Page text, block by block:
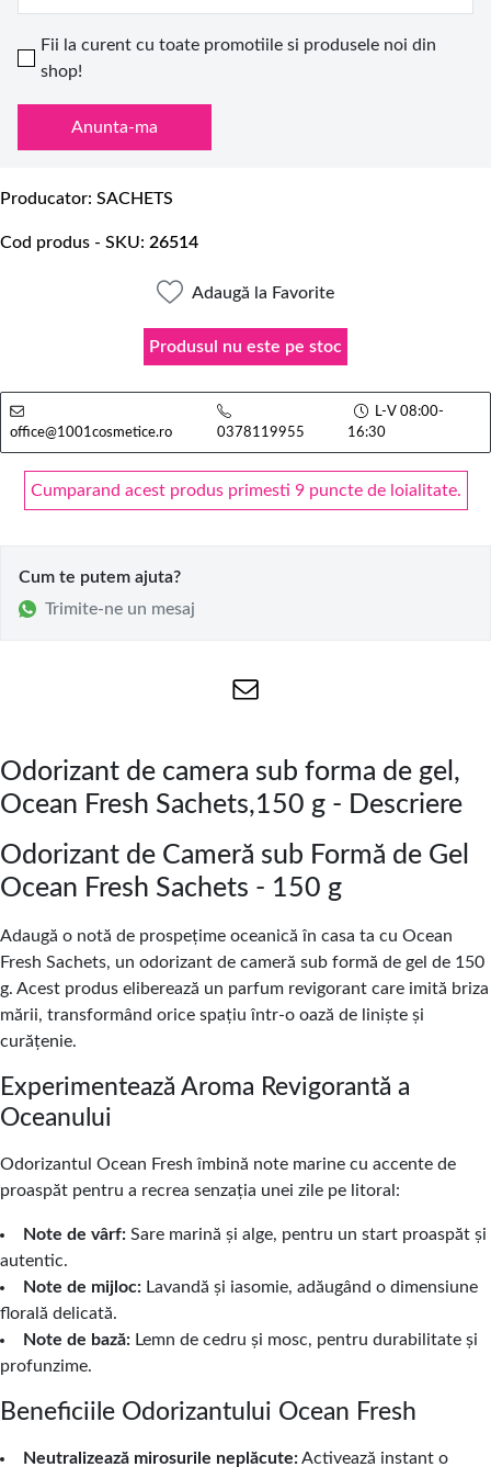
Fii la curent cu toate promotiile si produsele noi din
shop!
Anunta-ma
Producator SACHETS
Cod produs - SKU 26514
Adaugă la Favorite
Produsul nu este pe stoc
office@1001cosmetice.ro 0378119955
L-V 08:00-
16:30
Cumparand acest produs primesti 9 puncte de loialitate.
Cum te putem ajuta?
Trimite-ne un mesaj
Odorizant de camera sub forma de gel,
Ocean Fresh Sachets,150 g - Descriere
Odorizant de Cameră sub Formă de Gel
Ocean Fresh Sachets - 150 g
Adaugă o notă de prospețime oceanică în casa ta cu Ocean
Fresh Sachets, un odorizant de cameră sub formă de gel de 150
g. Acest produs eliberează un parfum revigorant care imită briza
mării, transformând orice spațiu într-o oază de liniște și
curățenie.
Experimentează Aroma Revigorantă a
Oceanului
Odorizantul Ocean Fresh îmbină note marine cu accente de
proaspăt pentru a recrea senzația unei zile pe litoral:
Note de vârf: Sare marină și alge, pentru un start proaspăt și
autentic.
Note de mijloc: Lavandă și iasomie, adăugând o dimensiune
florală delicată.
Note de bază: Lemn de cedru și mosc, pentru durabilitate și
profunzime.
Beneficiile Odorizantului Ocean Fresh
Neutralizează mirosurile neplăcute:Activează instant o